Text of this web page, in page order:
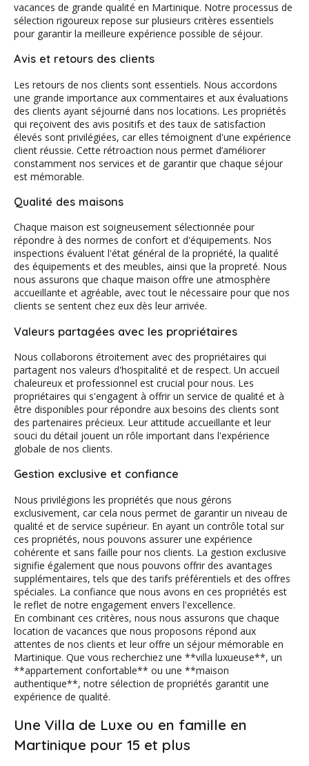
vacances de grande qualité en Martinique. Notre processus de
sélection rigoureux repose sur plusieurs critères essentiels
pour garantir la meilleure expérience possible de séjour.
Avis et retours des clients
Les retours de nos clients sont essentiels. Nous accordons
une grande importance aux commentaires et aux évaluations
des clients ayant séjourné dans nos locations. Les propriétés
qui reçoivent des avis positifs et des taux de satisfaction
élevés sont privilégiées, car elles témoignent d'une expérience
client réussie. Cette rétroaction nous permet d’améliorer
constamment nos services et de garantir que chaque séjour
est mémorable.
Qualité des maisons
Chaque maison est soigneusement sélectionnée pour
répondre à des normes de confort et d'équipements. Nos
inspections évaluent l'état général de la propriété, la qualité
des équipements et des meubles, ainsi que la propreté. Nous
nous assurons que chaque maison offre une atmosphère
accueillante et agréable, avec tout le nécessaire pour que nos
clients se sentent chez eux dès leur arrivée.
Valeurs partagées avec les propriétaires
Nous collaborons étroitement avec des propriétaires qui
partagent nos valeurs d'hospitalité et de respect. Un accueil
chaleureux et professionnel est crucial pour nous. Les
propriétaires qui s'engagent à offrir un service de qualité et à
être disponibles pour répondre aux besoins des clients sont
des partenaires précieux. Leur attitude accueillante et leur
souci du détail jouent un rôle important dans l'expérience
globale de nos clients.
Gestion exclusive et confiance
Nous privilégions les propriétés que nous gérons
exclusivement, car cela nous permet de garantir un niveau de
qualité et de service supérieur. En ayant un contrôle total sur
ces propriétés, nous pouvons assurer une expérience
cohérente et sans faille pour nos clients. La gestion exclusive
signifie également que nous pouvons offrir des avantages
supplémentaires, tels que des tarifs préférentiels et des offres
spéciales. La confiance que nous avons en ces propriétés est
le reflet de notre engagement envers l'excellence.
En combinant ces critères, nous nous assurons que chaque
location de vacances que nous proposons répond aux
attentes de nos clients et leur offre un séjour mémorable en
Martinique. Que vous recherchiez une **villa luxueuse**, un
**appartement confortable** ou une **maison
authentique**, notre sélection de propriétés garantit une
expérience de qualité.
Une Villa de Luxe ou en famille en
Martinique pour 15 et plus